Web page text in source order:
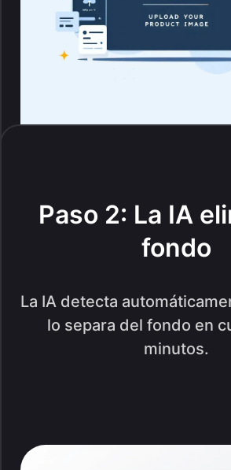
Paso 2: La IA
fondo
La IA detecta
lo separa del fondo en
minutos.